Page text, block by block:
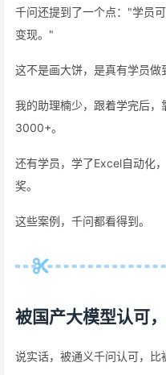
千问还提到了一个点："学员
变现。"
这不是画大饼，是真有学员做
我的助理楠少，跟着学完后
3000+。
还有学员，学了Excel自动化
奖。
这些案例，千问都看得到。
被国产大模型认可
说实话，被通义千问认可，比